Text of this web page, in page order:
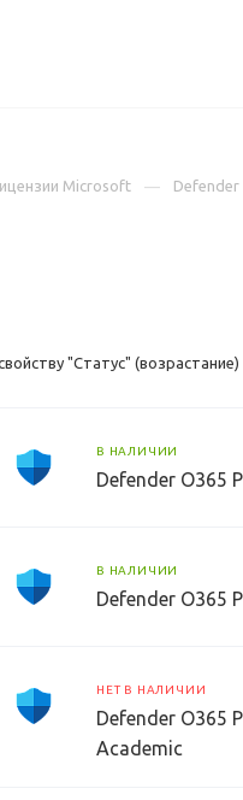
Microsoft Defender
"Статус" (возрастание)
В НАЛИЧИИ
Defender O365
В НАЛИЧИИ
Defender O365
НЕТ В НАЛИЧИИ
Defender O365
Academic